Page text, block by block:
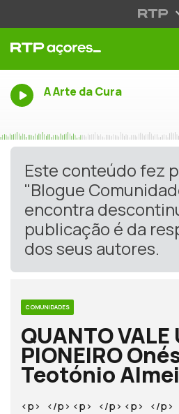
A Arte da Cura
Este conteúdo fez
"Blogue
encontra
publicação é da
dos seus autores.
COMUNIDADES
QUANTO VALE
PIONEIRO
Teotónio
<p> </p> <p> </p> <p> </p>